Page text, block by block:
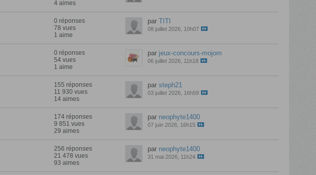
4 aimes
0 réponses
78 vues
1 aime
par TITI
08 juillet 2026, 10h07
0 réponses
54 vues
1 aime
par jeux-concours-mojom
06 juillet 2026, 11h18
155 réponses
11 930 vues
14 aimes
par steph21
03 juillet 2026, 16h59
174 réponses
9 851 vues
29 aimes
par neophyte1400
07 juin 2026, 16h15
256 réponses
21 478 vues
93 aimes
par neophyte1400
31 mai 2026, 11h24